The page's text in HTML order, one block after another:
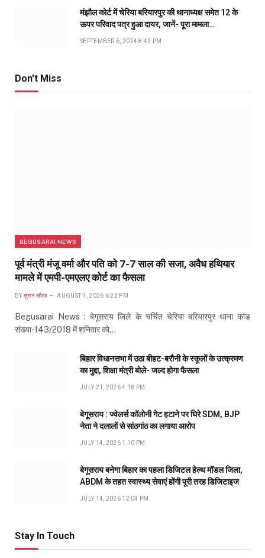
मंझौल कोर्ट में चेरिया बरियारपुर की थानाध्यक्ष समेत 12 के
ऊपर परिवाद पत्र हुआ दायर, जानें- पूरा मामला…
SEPTEMBER 6, 2024 8:42 PM
Don't Miss
BEGUSARAI NEWS
पूर्व मंत्री मंजू वर्मा और पति को 7-7 साल की सजा, अवैध हथियार
मामले में एमपी-एमएलए कोर्ट का फैसला
BY सुमन सौरब AUGUST 1, 2026 6:22 PM
Begusarai News : बेगूसराय जिले के चर्चित चेरिया बरियारपुर थाना कांड
संख्या-143/2018 में शनिवार को…
बिहार विधानसभा में उठा बीहट-बरौनी के स्कूलों के उत्क्रमण
का मुद्दा, शिक्षा मंत्री बोले- जल्द होगा फैसला
JULY 21, 2026 4:18 PM
बेगूसराय : ज्वेलर्स कॉलोनी गेट हटाने पर घिरे SDM, BJP
नेता ने दलालों से सांठगांठ का लगाया आरोप
JULY 14, 2026 1:10 PM
बेगूसराय बनेगा बिहार का पहला डिजिटल हेल्थ मॉडल जिला,
ABDM के तहत स्वास्थ्य सेवाएं होंगी पूरी तरह डिजिटाइज
JULY 14, 2026 12:04 PM
Stay In Touch